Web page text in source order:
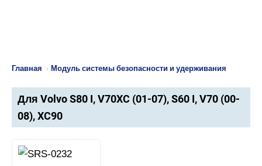
Главная › Модуль системы безопасности и удерживания
Для Volvo S80 I, V70XC (01-07), S60 I, V70 (00-
08), XC90